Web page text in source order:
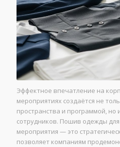
Эффектное впечатление на
мероприятиях создаётся не
пространства и программой,
сотрудников. Пошив одежды
мероприятия — это
позволяет компаниям